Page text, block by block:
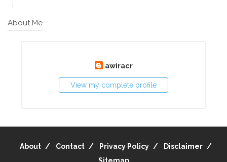
About Me
awiracr
View my complete profile
About Contact Privacy Policy
Disclaimer
Sitemap